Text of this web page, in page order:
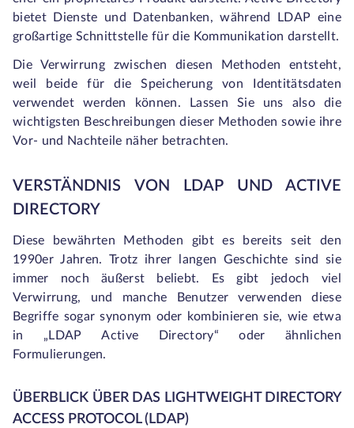
bietet Dienste und Datenbanken, während LDAP eine
großartige Schnittstelle für die Kommunikation darstellt.
Die Verwirrung zwischen diesen Methoden entsteht,
weil beide für die Speicherung von Identitätsdaten
verwendet werden können. Lassen Sie uns also die
wichtigsten Beschreibungen dieser Methoden sowie ihre
Vor- und Nachteile näher betrachten.
VERSTÄNDNIS VON LDAP UND ACTIVE
DIRECTORY
Diese bewährten Methoden gibt es bereits seit den
1990er Jahren. Trotz ihrer langen Geschichte sind sie
immer noch äußerst beliebt. Es gibt jedoch viel
Verwirrung, und manche Benutzer verwenden diese
Begriffe sogar synonym oder kombinieren sie, wie etwa
in „LDAP Active Directory“ oder ähnlichen
Formulierungen.
ÜBERBLICK ÜBER DAS LIGHTWEIGHT DIRECTORY
ACCESS PROTOCOL (LDAP)